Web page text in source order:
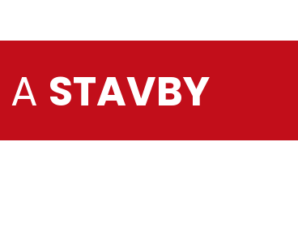
A STAVBY